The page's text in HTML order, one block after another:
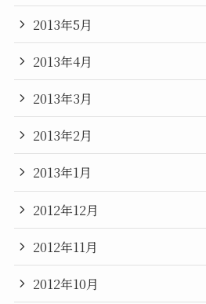
2013年5月
2013年4月
2013年3月
2013年2月
2013年1月
2012年12月
2012年11月
2012年10月